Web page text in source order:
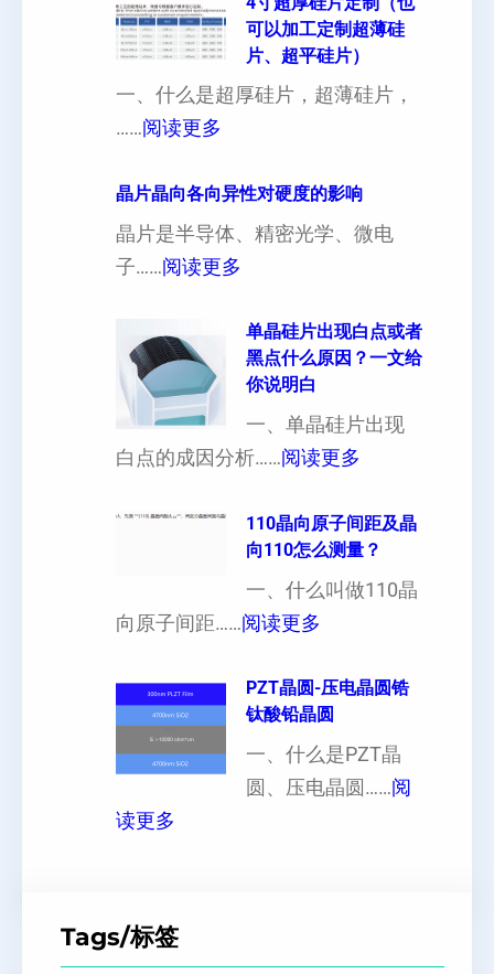
可以加工定制超薄硅
片、超平硅片）
一、什么是超厚硅片，超薄硅片，
……阅读更多
寸
超
厚
也
以
定
超
薄
硅
晶片晶向各向异性对硬度的影响
晶片是半导体、精密光学、微电
子……阅读更多
片
晶
向
各
向
性
对
硬
度
影
响
单晶硅片出现白点或者
黑点什么原因？一文给
你说明白
一、单晶硅片出现
白点的成因分析……阅读更多
晶
硅
片
白
或
者
110晶向原子间距及晶
向110怎么测量？
一、什么叫做110晶
向原子间距……阅读更多
1
0
晶
向
PZT晶圆-压电晶圆锆
钛酸铅晶圆
一、什么是PZT晶
圆、压电晶圆……阅
读更多
晶
Tags/标签